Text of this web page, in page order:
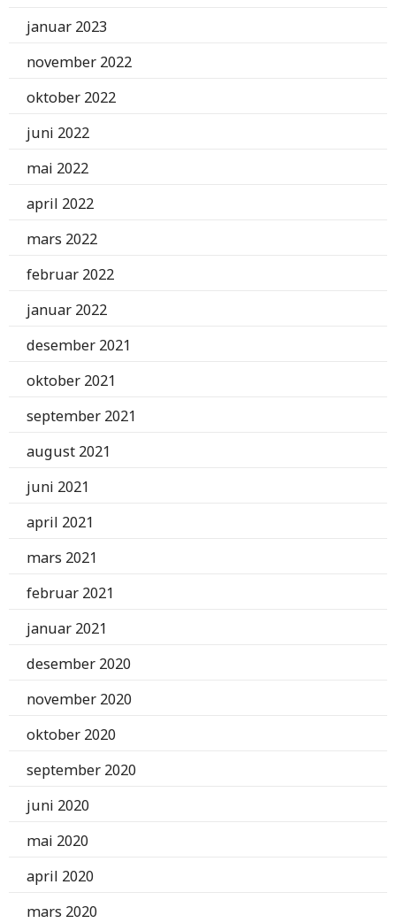
januar 2023
november 2022
oktober 2022
juni 2022
mai 2022
april 2022
mars 2022
februar 2022
januar 2022
desember 2021
oktober 2021
september 2021
august 2021
juni 2021
april 2021
mars 2021
februar 2021
januar 2021
desember 2020
november 2020
oktober 2020
september 2020
juni 2020
mai 2020
april 2020
mars 2020